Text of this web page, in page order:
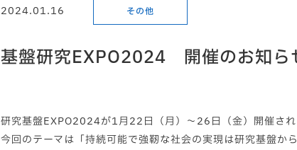
2024.01.16 その他
基盤研究EXPO2024 開催のお知ら
研究基盤EXPO2024が1月22日（月）～26日（金）開催され
今回のテーマは「持続可能で強靭な社会の実現は研究基盤から